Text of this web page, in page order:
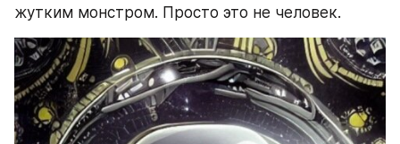
жутким монстром. Просто это не человек.